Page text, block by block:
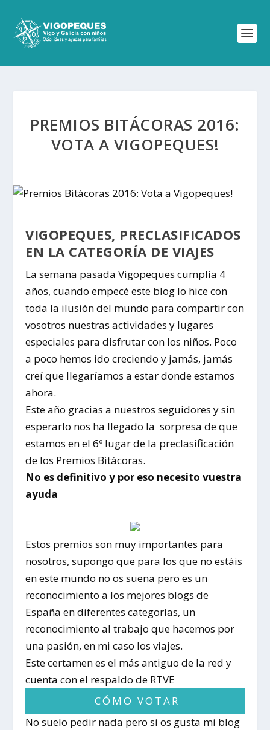
PREMIOS BITÁCORAS 2016:
VOTA A VIGOPEQUES!
VIGOPEQUES, PRECLASIFICADOS
EN LA CATEGORÍA DE VIAJES
La semana pasada Vigopeques cumplía 4
años, cuando empecé este blog lo hice con
toda la ilusión del mundo para compartir con
vosotros nuestras actividades y lugares
especiales para disfrutar con los niños. Poco
a poco hemos ido creciendo y jamás, jamás
creí que llegaríamos a estar donde estamos
ahora.
Este año gracias a nuestros seguidores y sin
esperarlo nos ha llegado la sorpresa de que
estamos en el 6º lugar de la preclasificación
de los Premios Bitácoras.
No es definitivo y por eso necesito vuestra
ayuda
Estos premios son muy importantes para
nosotros, supongo que para los que no estáis
en este mundo no os suena pero es un
reconocimiento a los mejores blogs de
España en diferentes categorías, un
reconocimiento al trabajo que hacemos por
una pasión, en mi caso los viajes.
Este certamen es el más antiguo de la red y
cuenta con el respaldo de RTVE
CÓMO VOTAR
No suelo pedir nada pero si os gusta mi blog